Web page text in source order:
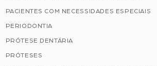
PACIENTES COM NECESSIDADES ESPECIAIS
PERIODONTIA
PRÓTESE DENTÁRIA
PRÓTESES